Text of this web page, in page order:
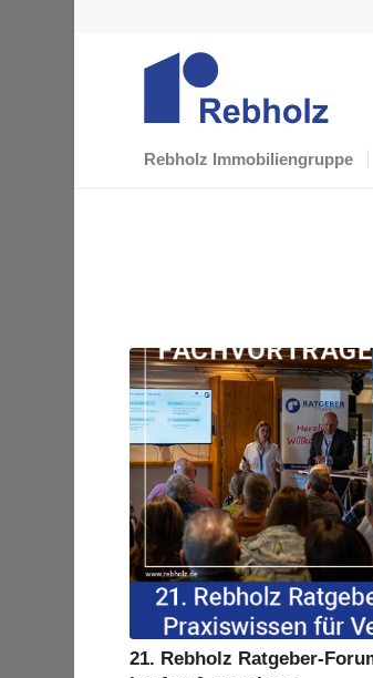
Rebholz Immobiliengruppe
21. Rebholz Ratgeber-